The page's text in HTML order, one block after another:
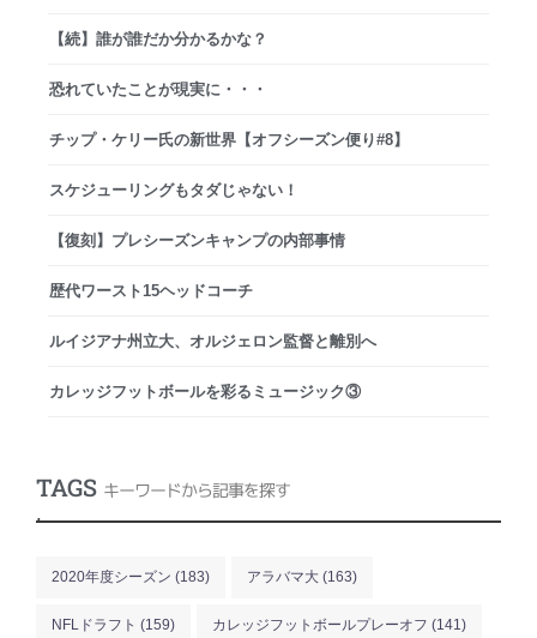
【続】誰が誰だか分かるかな？
恐れていたことが現実に・・・
チップ・ケリー氏の新世界【オフシーズン便り#8】
スケジューリングもタダじゃない！
【復刻】プレシーズンキャンプの内部事情
歴代ワースト15ヘッドコーチ
ルイジアナ州立大、オルジェロン監督と離別へ
カレッジフットボールを彩るミュージック③
TAGS キーワードから記事を探す
.
2020年度シーズン (183) アラバマ大 (163)
NFLドラフト (159) カレッジフットボールプレーオフ (141)